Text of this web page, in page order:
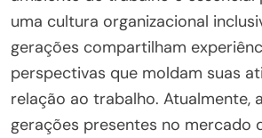
uma cultura organizacional
gerações compartilham
perspectivas que moldam suas
relação ao trabalho. Atualmente,
gerações presentes no mercado